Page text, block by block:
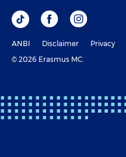
ANBI Disclaimer Privacy
© 2026 Erasmus MC.